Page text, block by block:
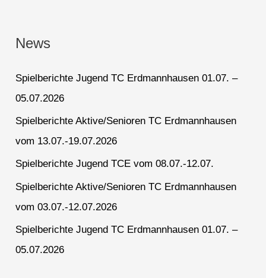
News
Spielberichte Jugend TC Erdmannhausen 01.07. –
05.07.2026
Spielberichte Aktive/Senioren TC Erdmannhausen
vom 13.07.-19.07.2026
Spielberichte Jugend TCE vom 08.07.-12.07.
Spielberichte Aktive/Senioren TC Erdmannhausen
vom 03.07.-12.07.2026
Spielberichte Jugend TC Erdmannhausen 01.07. –
05.07.2026